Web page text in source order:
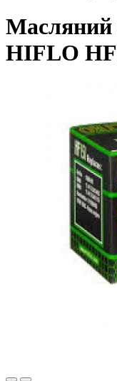
Масляний
HIFLO